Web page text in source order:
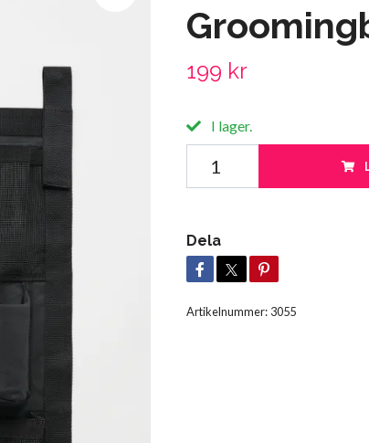
199 kr
I lager.
Dela
Artikelnummer: 3055